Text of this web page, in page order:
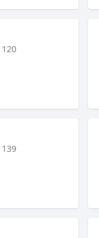
120
139